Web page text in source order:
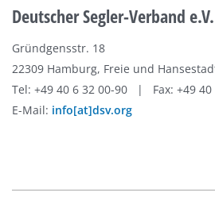
Deutscher Segler-Verband
Gründgensstr. 18
22309 Hamburg, Freie und
Tel: +49 40 6 32 00-90 | Fax: +49 40
E-Mail: info[at]dsv.org